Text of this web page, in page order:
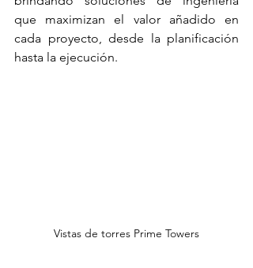
que maximizan el valor añadido en
cada proyecto, desde la planificación
hasta la ejecución.
Vistas de torres Prime Towers